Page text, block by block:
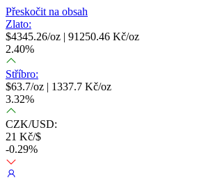
Přeskočit na obsah
Zlato:
$4345.26/oz | 91250.46 Kč/oz
2.40%
Stříbro:
$63.7/oz | 1337.7 Kč/oz
3.32%
CZK/USD:
21 Kč/$
-0.29%